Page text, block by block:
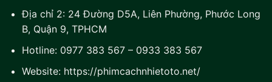
Địa chỉ 2: 24 Đường D5A, Liên Phường, Phước Long
B, Quận 9, TPHCM
Hotline: 0977 383 567– 0933 383 567
Website: https://phimcachnhietoto.net/